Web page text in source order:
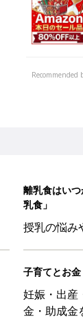
Recommended
離乳食はい
乳食」
授乳の悩み
子育てとお金
妊娠・出産
金・助成金